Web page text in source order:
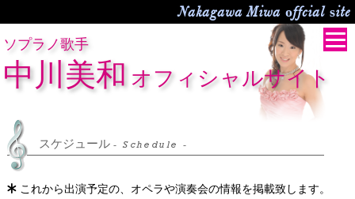
Nakagawa Miwa offcial site
ソプラノ歌手
中川美和 オフィシャルサイト
スケジュール- Schedule -
これから出演予定の、オペラや演奏会の情報を掲載致します。